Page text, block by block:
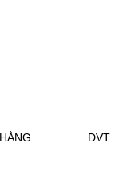
ĐVT